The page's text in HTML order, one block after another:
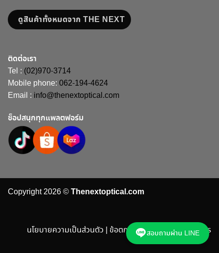
ดูสินค้าทั้งหมดจาก THE NEXT
ติดต่อเรา
Tel : (02)970-3714
Mobile phone: 062-194-4624
Email : info@thenextoptical.com
ช็อปสนุกทุกแพลตฟอร์ม
Copyright 2026 ©Thenextoptical.com
นโยบายความเป็นส่วนตัว | ข้อตกลงและเงื่อนไขในการบริการ
สอบถามผ่าน LINE